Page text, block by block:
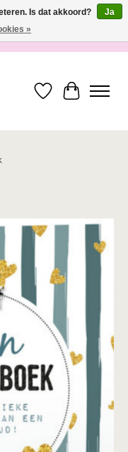
er geen pakketjes
Verlanglijst
Items
Is dat akkoord?
Ja
»